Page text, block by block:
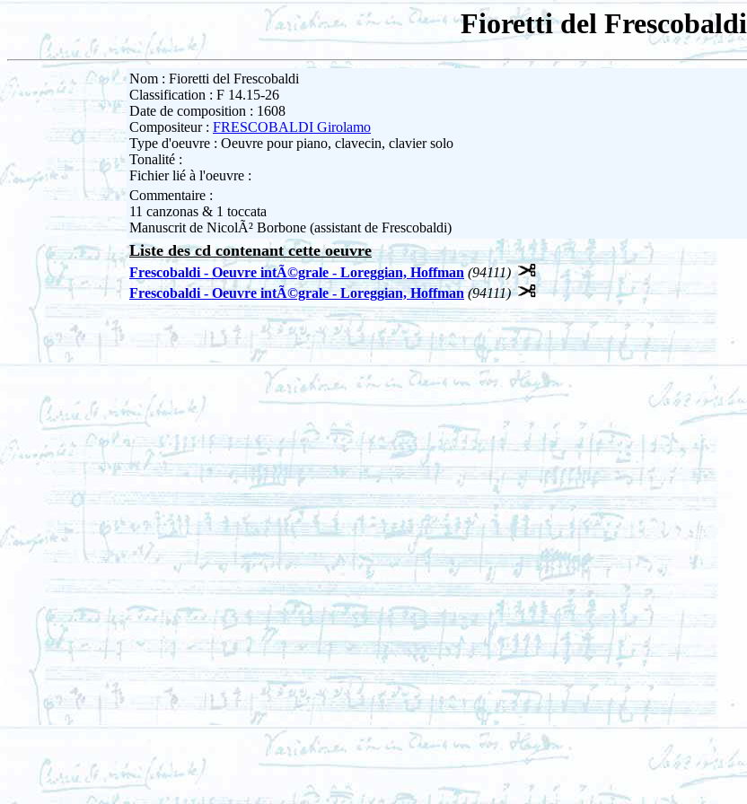
Fioretti del Frescobaldi
Nom : Fioretti del Frescobaldi
Classification : F 14.15-26
Date de composition : 1608
Compositeur : FRESCOBALDI Girolamo
Type d'oeuvre : Oeuvre pour piano, clavecin, clavier solo
Tonalité :
Fichier lié à l'oeuvre :
Commentaire :
11 canzonas & 1 toccata
Manuscrit de NicolÃ² Borbone (assistant de Frescobaldi)
Liste des cd contenant cette oeuvre
Frescobaldi - Oeuvre intÃ©grale - Loreggian, Hoffman (94111)
Frescobaldi - Oeuvre intÃ©grale - Loreggian, Hoffman (94111)